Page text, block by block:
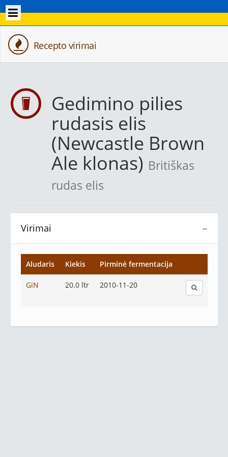
Recepto virimai
Gedimino pilies
rudasis elis
(Newcastle Brown
Ale klonas) Britiškas
rudas elis
−
Virimai
Aludaris Kiekis Pirminė fermentacija
GiN 20.0 ltr 2010-11-20